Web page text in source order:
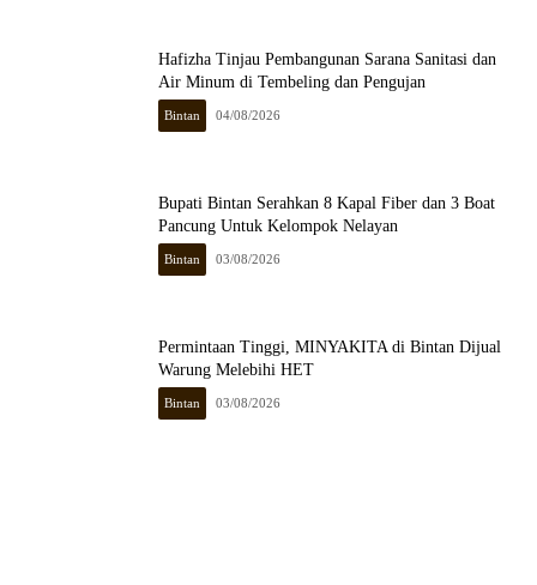
Hafizha Tinjau Pembangunan Sarana Sanitasi dan
Air Minum di Tembeling dan Pengujan
Bintan 04/08/2026
Bupati Bintan Serahkan 8 Kapal Fiber dan 3 Boat
Pancung Untuk Kelompok Nelayan
Bintan 03/08/2026
Permintaan Tinggi, MINYAKITA di Bintan Dijual
Warung Melebihi HET
Bintan 03/08/2026